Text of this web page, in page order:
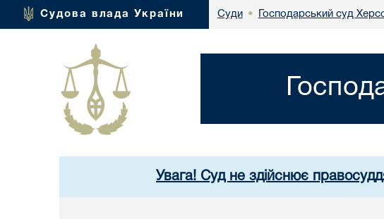
Судова влада України Суди • Господарський суд
Увага! Суд не здійснює